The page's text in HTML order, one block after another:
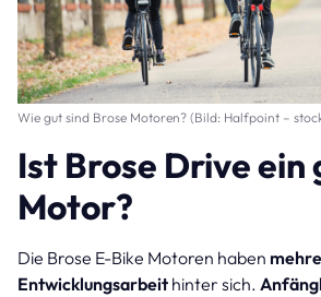
Wie gut sind Brose Motoren? (Bild: Halfpoint –
Ist Brose Drive ein
Motor?
Die Brose E-Bike Motoren haben
Entwicklungsarbeit hinter sich.